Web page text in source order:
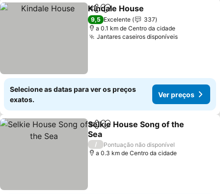
PartilharAdicionar aos favoritos
Kindale House
9,5 Excelente
337
a 0.1 km de Centro da cidade
Jantares caseiros disponíveis
Selecione as datas para ver os preços
exatos.
Ver preços
PartilharAdicionar aos favoritos
Selkie House Song of the
Sea
/
Pontuação não disponível
a 0.3 km de Centro da cidade